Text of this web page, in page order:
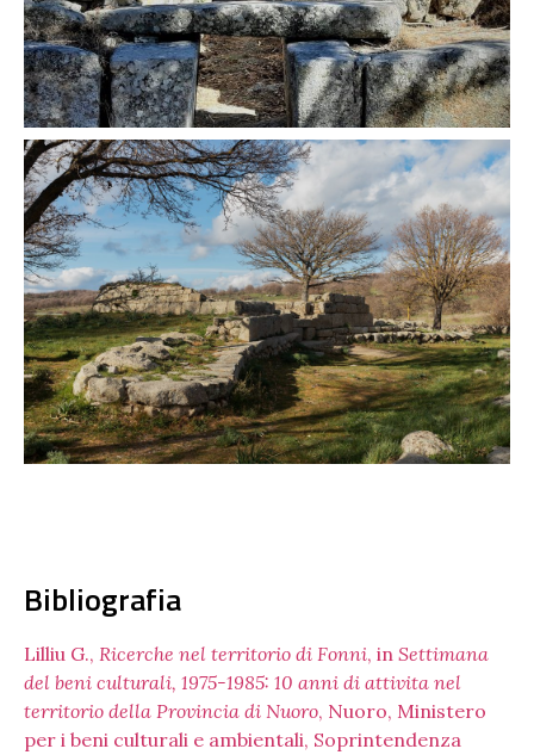
Bibliografia
Lilliu G., Ricerche nel territorio di Fonni, in Settimana
del beni culturali, 1975-1985: 10 anni di attivita nel
territorio della Provincia di Nuoro, Nuoro, Ministero
per i beni culturali e ambientali, Soprintendenza